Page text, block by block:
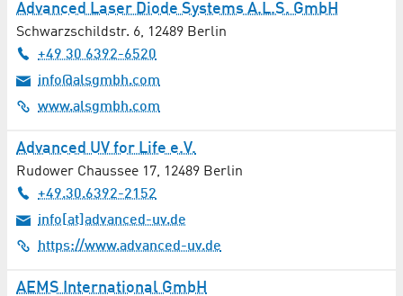
Hotels / Unterkünfte
Industrie 4.0
Ingenieurdienstleistungen
Inneneinrichtung / Möbel
Internisten / Innere Medizin
IT-Dienstleistungen
Advanced Laser Diode Systems A.L.S. GmbH
Schwarzschildstr. 6, 12489 Berlin
+49 30 6392-6520
info@alsgmbh.com
www.alsgmbh.com
Advanced UV for Life e.V.
Rudower Chaussee 17, 12489 Berlin
+49.30.6392-2152
info[at]advanced-uv.de
https://www.advanced-uv.de
AEMS International GmbH